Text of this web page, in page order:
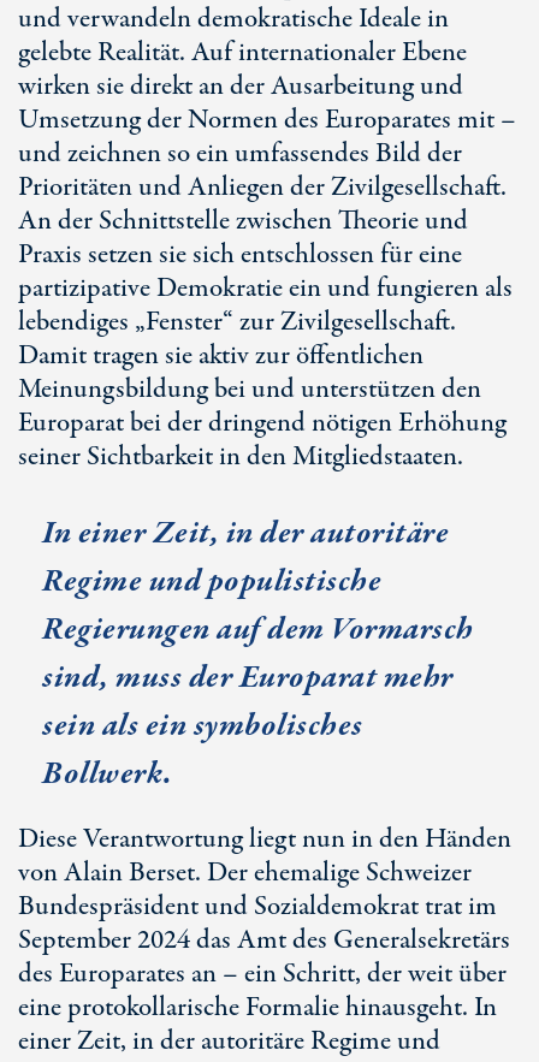
und verwandeln demokratische Ideale in
gelebte Realität. Auf internationaler Ebene
wirken sie direkt an der Ausarbeitung und
Umsetzung der Normen des Europarates mit –
und zeichnen so ein umfassendes Bild der
Prioritäten und Anliegen der Zivilgesellschaft.
An der Schnittstelle zwischen Theorie und
Praxis setzen sie sich entschlossen für eine
partizipative Demokratie ein und fungieren als
lebendiges „Fenster“ zur Zivilgesellschaft.
Damit tragen sie aktiv zur öffentlichen
Meinungsbildung bei und unterstützen den
Europarat bei der dringend nötigen Erhöhung
seiner Sichtbarkeit in den Mitgliedstaaten.
In einer Zeit, in der autoritäre
Regime und populistische
Regierungen auf dem Vormarsch
sind, muss der Europarat mehr
sein als ein symbolisches
Bollwerk.
Diese Verantwortung liegt nun in den Händen
von Alain Berset. Der ehemalige Schweizer
Bundespräsident und Sozialdemokrat trat im
September 2024 das Amt des Generalsekretärs
des Europarates an – ein Schritt, der weit über
eine protokollarische Formalie hinausgeht. In
einer Zeit, in der autoritäre Regime und